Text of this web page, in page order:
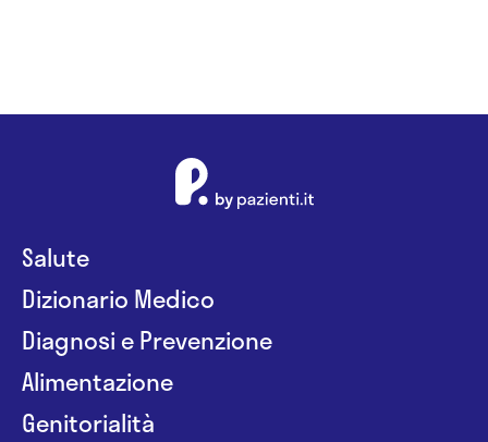
Salute
Dizionario Medico
Diagnosi e Prevenzione
Alimentazione
Genitorialità